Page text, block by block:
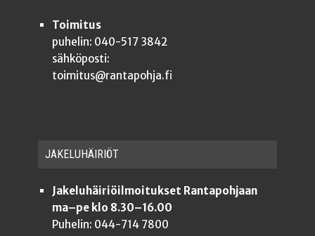
Toimitus
puhelin: 040-517 3842
sähköposti:
toimitus@rantapohja.fi
JAKE­LU­HÄI­RIÖT
Jakeluhäiriöilmoitukset Rantapohjaan
ma–pe klo 8.30–16.00
Puhelin: 044-714 7800